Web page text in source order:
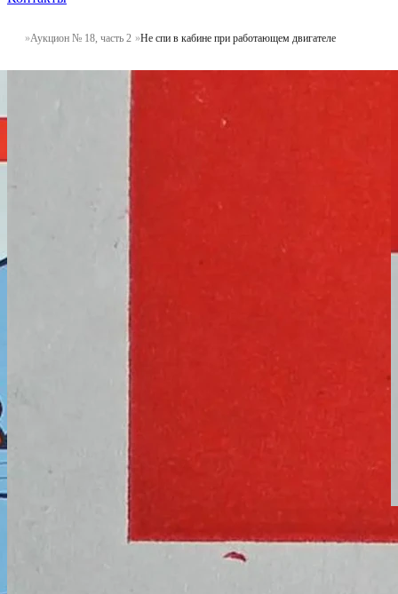
Аукцион № 18, часть 2 Не спи в кабине при работающем двигателе